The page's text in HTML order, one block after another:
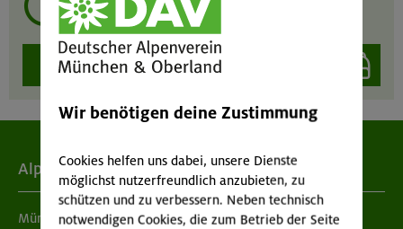
mehrmals ausleihen?
auswählen
Alpenverein
München & Oberland
Wir benötigen deine Zustimmung
Cookies helfen uns dabei, unsere Dienste
möglichst nutzerfreundlich anzubieten, zu
schützen und zu verbessern. Neben technisch
notwendigen Cookies, die zum Betrieb der Seite